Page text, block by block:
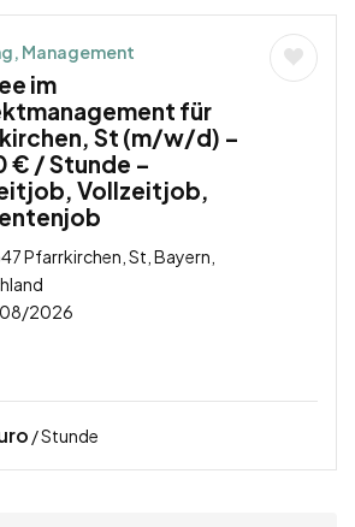
Management
im
für
St (m/w/d) –
€ / Stunde –
Vollzeitjob,
Pfarrkirchen, St, Bayern,
2026
/ Stunde